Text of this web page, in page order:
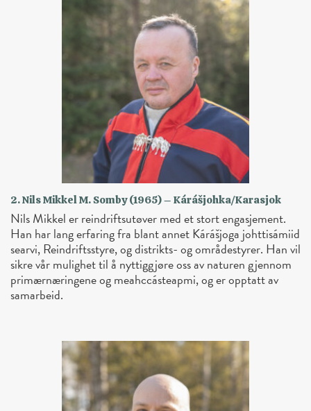
2. Nils Mikkel M. Somby (1965) – Kárášjohka/Karasjok
Nils Mikkel er reindriftsutøver med et stort engasjement.
Han har lang erfaring fra blant annet Kárášjoga johttisámiid
searvi, Reindriftsstyre, og distrikts- og områdestyrer. Han vil
sikre vår mulighet til å nyttiggjøre oss av naturen gjennom
primærnæringene og meahccásteapmi, og er opptatt av
samarbeid.